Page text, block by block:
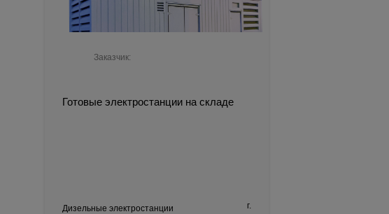
Заказчик:
Готовые электростанции на складе
Дизельные электростанции г.